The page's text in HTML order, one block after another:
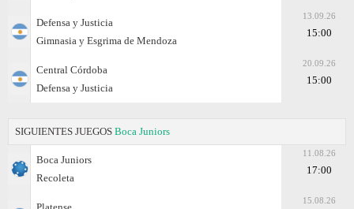
Defensa y Justicia
Gimnasia y Esgrima de Mendoza
13.09.26
15:00
Central Córdoba
Defensa y Justicia
20.09.26
15:00
SIGUIENTES JUEGOS Boca Juniors
Boca Juniors
Recoleta
11.08.26
17:00
15.08.26